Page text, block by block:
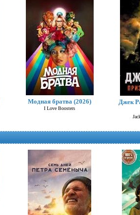
Модная братва (2026)
I Love Boosters
Джек